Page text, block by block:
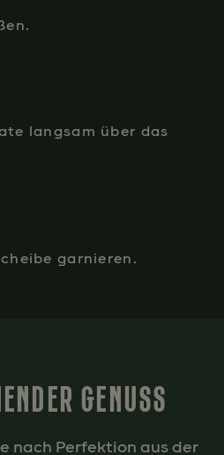
langsam über das
garnieren.
GENUSS
nach Perfektion aus der